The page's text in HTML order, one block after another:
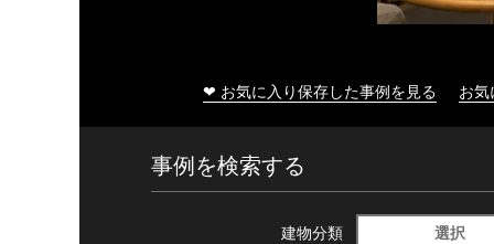
❤ お気に入り保存した事例を見る お
事例を検索する
建物分類 選択